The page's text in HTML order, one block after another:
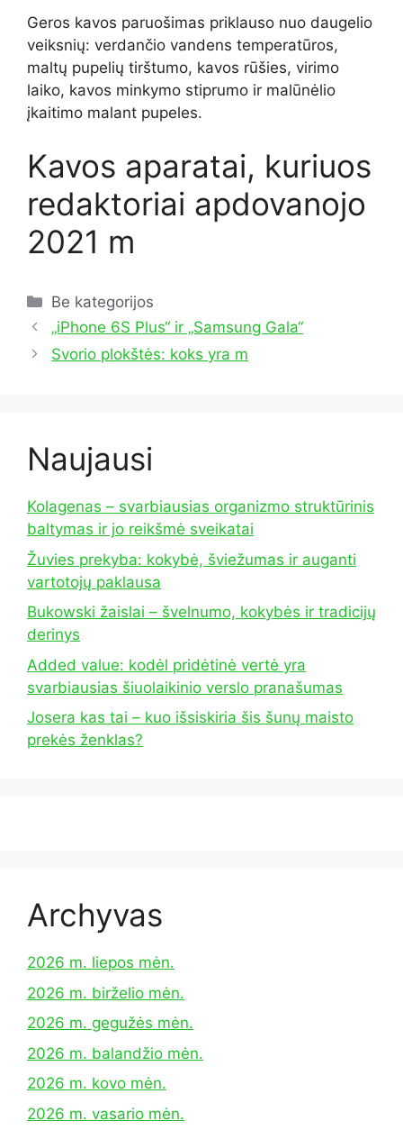
Geros kavos paruošimas priklauso nuo daugelio
veiksnių: verdančio vandens temperatūros,
maltų pupelių tirštumo, kavos rūšies, virimo
laiko, kavos minkymo stiprumo ir malūnėlio
įkaitimo malant pupeles.
Kavos aparatai, kuriuos
redaktoriai apdovanojo
2021 m
Kategorijos
Be kategorijos
„iPhone 6S Plus“ ir „Samsung Gala“
Svorio plokštės: koks yra m
Naujausi
Kolagenas – svarbiausias organizmo struktūrinis
baltymas ir jo reikšmė sveikatai
Žuvies prekyba: kokybė, šviežumas ir auganti
vartotojų paklausa
Bukowski žaislai – švelnumo, kokybės ir tradicijų
derinys
Added value: kodėl pridėtinė vertė yra
svarbiausias šiuolaikinio verslo pranašumas
Josera kas tai – kuo išsiskiria šis šunų maisto
prekės ženklas?
Archyvas
2026 m. liepos mėn.
2026 m. birželio mėn.
2026 m. gegužės mėn.
2026 m. balandžio mėn.
2026 m. kovo mėn.
2026 m. vasario mėn.